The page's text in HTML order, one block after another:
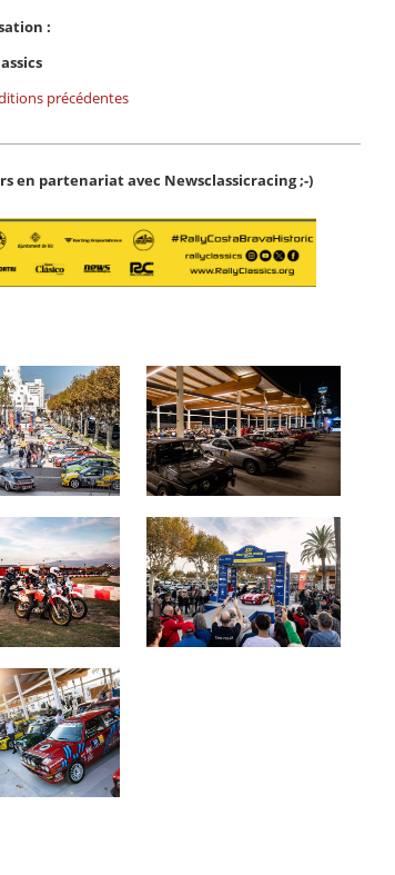
:
précédentes
en partenariat avec Newsclassicracing ;-)